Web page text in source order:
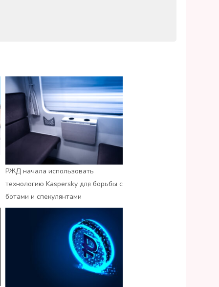
РЖД начала использовать
технологию Kaspersky для борьбы с
ботами и спекулянтами